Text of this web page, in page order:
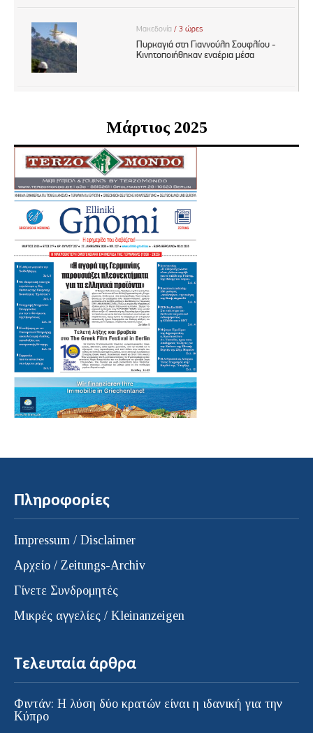
Μάρτιος 2025
Πληροφορίες
Impressum / Disclaimer
Αρχείο / Zeitungs-Archiv
Γίνετε Συνδρομητές
Μικρές αγγελίες / Kleinanzeigen
Τελευταία άρθρα
Φιντάν: Η λύση δύο κρατών είναι η ιδανική για την
Κύπρο